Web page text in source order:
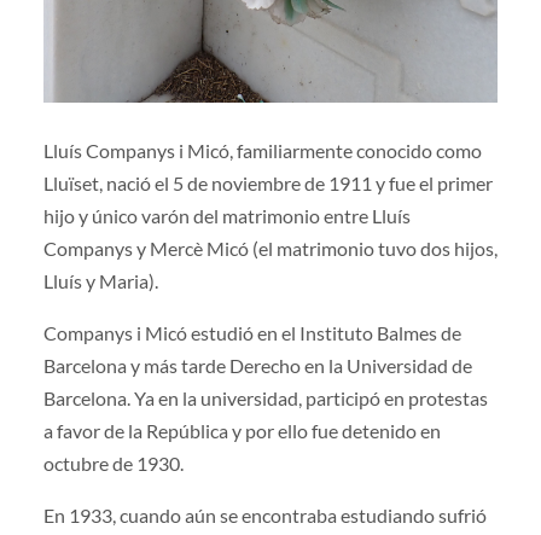
Lluís Companys i Micó, familiarmente conocido como
Lluïset, nació el 5 de noviembre de 1911 y fue el primer
hijo y único varón del matrimonio entre Lluís
Companys y Mercè Micó (el matrimonio tuvo dos hijos,
Lluís y Maria).
Companys i Micó estudió en el Instituto Balmes de
Barcelona y más tarde Derecho en la Universidad de
Barcelona. Ya en la universidad, participó en protestas
a favor de la República y por ello fue detenido en
octubre de 1930.
En 1933, cuando aún se encontraba estudiando sufrió